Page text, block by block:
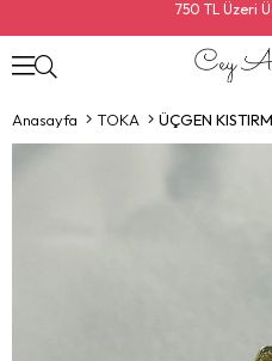
750 TL Üzeri
Anasayfa TOKA ÜÇGEN